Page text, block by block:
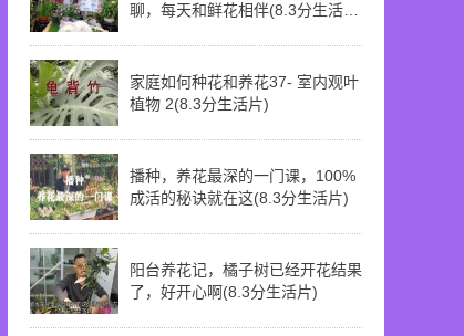
聊，每天和鲜花相伴(8.3分生活
家庭如何种花和养花37- 室内观叶
植物 2(8.3分生活片)
播种，养花最深的一门课，100%
成活的秘诀就在这(8.3分生活片)
阳台养花记，橘子树已经开花结果
了，好开心啊(8.3分生活片)